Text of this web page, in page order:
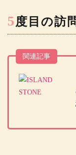
5度目の訪
関連記事